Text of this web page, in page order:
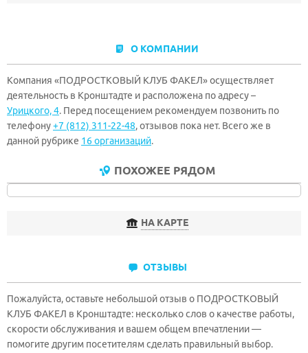
О КОМПАНИИ
Компания «ПОДРОСТКОВЫЙ КЛУБ ФАКЕЛ» осуществляет
деятельность в Кронштадте и расположена по адресу –
Урицкого, 4. Перед посещением рекомендуем позвонить по
телефону+7 (812) 311-22-48, отзывов пока нет. Всего же в
данной рубрике 16 организаций.
ПОХОЖЕЕ РЯДОМ
НА КАРТЕ
ОТЗЫВЫ
Пожалуйста, оставьте небольшой отзыв о ПОДРОСТКОВЫЙ
КЛУБ ФАКЕЛ в Кронштадте: несколько слов о качестве работы,
скорости обслуживания и вашем общем впечатлении —
помогите другим посетителям сделать правильный выбор.